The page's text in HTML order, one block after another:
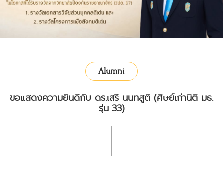
Alumni
ขอแสดงความยินดีกับ ดร.เสรี นนทสูติ (ศิษย์เก่านิติ มธ.
รุ่น 33)